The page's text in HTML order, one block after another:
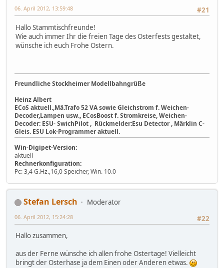
#21
06. April 2012, 13:59:48
Hallo Stammtischfreunde!
Wie auch immer Ihr die freien Tage des Osterfests gestaltet,
wünsche ich euch Frohe Ostern.
Freundliche Stockheimer Modellbahngrüße
Heinz Albert
ECoS aktuell.,Mä.Trafo 52 VA sowie Gleichstrom f. Weichen-
Decoder,Lampen usw., ECosBoost f. Stromkreise, Weichen-
Decoder: ESU- SwichPilot , Rückmelder:Esu Detector , Märklin C-
Gleis. ESU Lok-Programmer aktuell.
Win-Digipet-Version:
aktuell
Rechnerkonfiguration:
Pc: 3,4 G.Hz.,16,0 Speicher, Win. 10.0
Stefan Lersch
Moderator
#22
06. April 2012, 15:24:28
Hallo zusammen,
aus der Ferne wünsche ich allen frohe Ostertage! Vielleicht
bringt der Osterhase ja dem Einen oder Anderen etwas.